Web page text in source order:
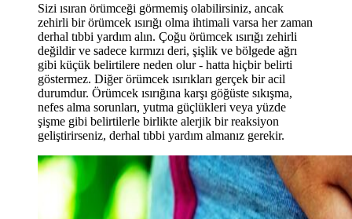
Sizi ısıran örümceği görmemiş olabilirsiniz, ancak
zehirli bir örümcek ısırığı olma ihtimali varsa her zaman
derhal tıbbi yardım alın. Çoğu örümcek ısırığı zehirli
değildir ve sadece kırmızı deri, şişlik ve bölgede ağrı
gibi küçük belirtilere neden olur - hatta hiçbir belirti
göstermez. Diğer örümcek ısırıkları gerçek bir acil
durumdur. Örümcek ısırığına karşı göğüste sıkışma,
nefes alma sorunları, yutma güçlükleri veya yüzde
şişme gibi belirtilerle birlikte alerjik bir reaksiyon
geliştirirseniz, derhal tıbbi yardım almanız gerekir.